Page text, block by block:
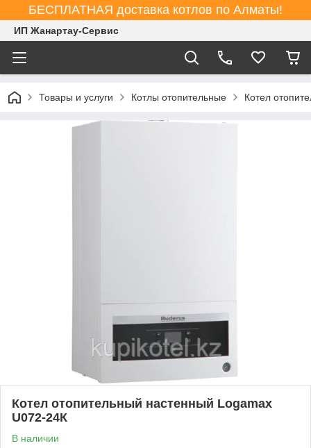
БЕСПЛАТНАЯ доставка котлов по Алматы!
ИП Жанартау-Сервис
Товары и услуги Котлы отопительные Котел
Котел отопительный настенный Logamax
U072-24К
В наличии